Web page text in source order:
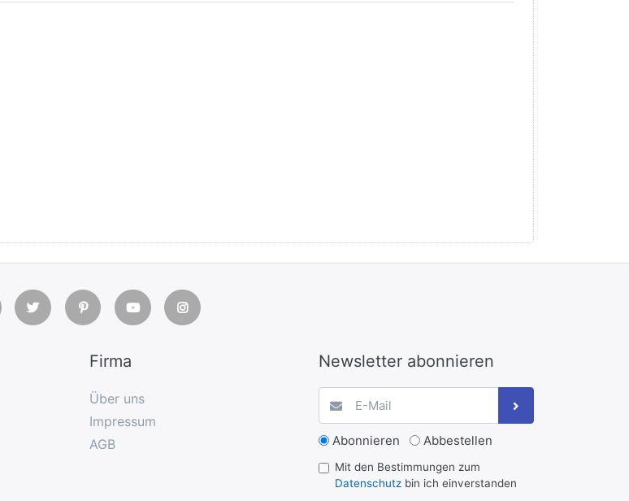
Firma
Über uns
Impressum
AGB
Newsletter abonnieren
Abonnieren Abbestellen
Mit den Bestimmungen zum
Datenschutzbin ich einverstanden